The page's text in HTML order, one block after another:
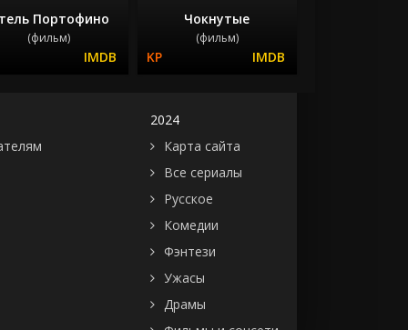
Портофино
(фильм)
Чокнутые
(фильм)
2024
Карта сайта
Все сериалы
Русское
Комедии
Фэнтези
Ужасы
Драмы